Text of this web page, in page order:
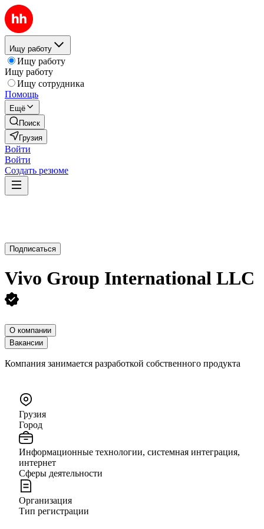
Ищу работу
Ищу работу
Ищу работу
Ищу сотрудника
Помощь
Ещё
Поиск
Грузия
Войти
Войти
Создать резюме
Подписаться
Vivo Group International LLC
О компании
Вакансии
Компания занимается разработкой собственного продукта
Грузия
Город
Информационные технологии, системная интеграция,
интернет
Сферы деятельности
Организация
Тип регистрации